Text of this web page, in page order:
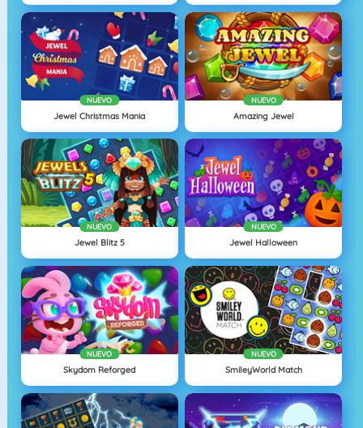
NUEVO
Jewel Christmas Mania
NUEVO
Amazing Jewel
NUEVO
Jewel Blitz 5
NUEVO
Jewel Halloween
NUEVO
Skydom Reforged
NUEVO
SmileyWorld Match